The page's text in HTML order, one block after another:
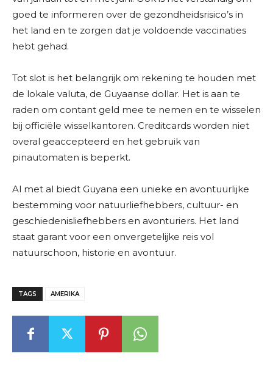
goed te informeren over de gezondheidsrisico’s in
het land en te zorgen dat je voldoende vaccinaties
hebt gehad.
Tot slot is het belangrijk om rekening te houden met
de lokale valuta, de Guyaanse dollar. Het is aan te
raden om contant geld mee te nemen en te wisselen
bij officiële wisselkantoren. Creditcards worden niet
overal geaccepteerd en het gebruik van
pinautomaten is beperkt.
Al met al biedt Guyana een unieke en avontuurlijke
bestemming voor natuurliefhebbers, cultuur- en
geschiedenisliefhebbers en avonturiers. Het land
staat garant voor een onvergetelijke reis vol
natuurschoon, historie en avontuur.
TAGS AMERIKA